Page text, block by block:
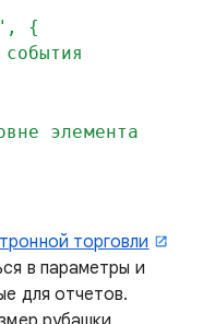
{
элемента
торговли
в параметры и
для отчетов.